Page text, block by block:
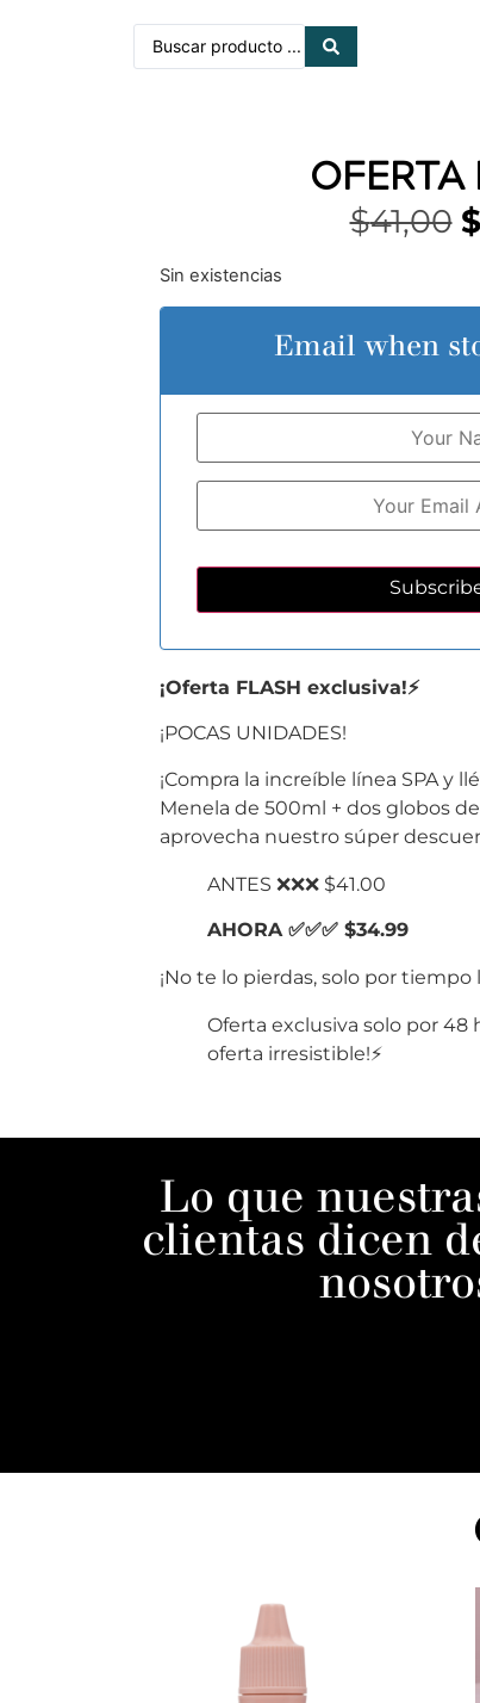
OFERTA
$41,00 $
Sin existencias
Email when
¡Oferta FLASH exclusiva!⚡
¡POCAS UNIDADES!
¡Compra la increíble línea SPA y
Menela de 500ml + dos globos
aprovecha nuestro súper
ANTES ❌❌❌ $41.00
AHORA ✅✅✅ $34.99
¡No te lo pierdas, solo por
Oferta exclusiva solo por 48
oferta irresistible!⚡
Lo que
clientas dicen